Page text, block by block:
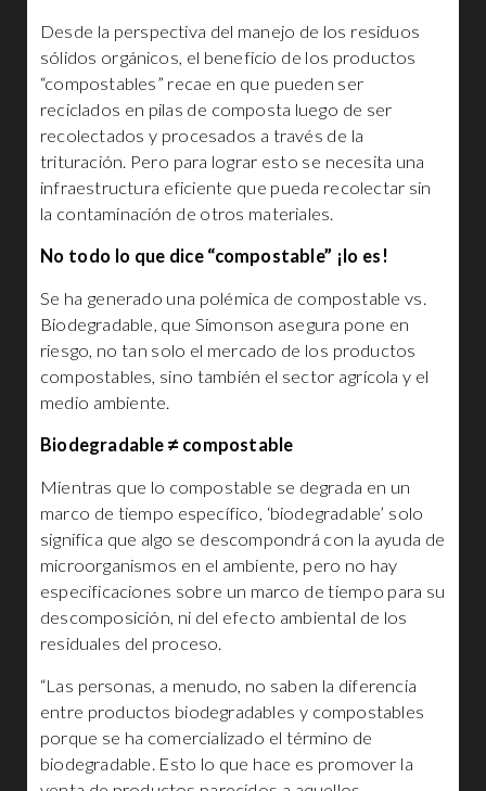
Desde la perspectiva del manejo de los residuos
sólidos orgánicos, el beneficio de los productos
“compostables” recae en que pueden ser
reciclados en pilas de composta luego de ser
recolectados y procesados a través de la
trituración. Pero para lograr esto se necesita una
infraestructura eficiente que pueda recolectar sin
la contaminación de otros materiales.
No todo lo que dice “compostable” ¡lo es!
Se ha generado una polémica de compostable vs.
Biodegradable, que Simonson asegura pone en
riesgo, no tan solo el mercado de los productos
compostables, sino también el sector agrícola y el
medio ambiente.
Biodegradable ≠ compostable
Mientras que lo compostable se degrada en un
marco de tiempo específico, ‘biodegradable’ solo
significa que algo se descompondrá con la ayuda de
microorganismos en el ambiente, pero no hay
especificaciones sobre un marco de tiempo para su
descomposición, ni del efecto ambiental de los
residuales del proceso.
“Las personas, a menudo, no saben la diferencia
entre productos biodegradables y compostables
porque se ha comercializado el término de
biodegradable. Esto lo que hace es promover la